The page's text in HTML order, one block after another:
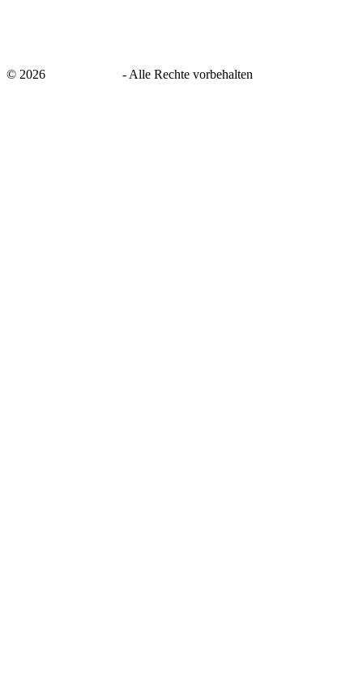
© 2026 - Alle Rechte vorbehalten